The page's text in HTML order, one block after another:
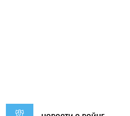
19:30, 07.08.2026